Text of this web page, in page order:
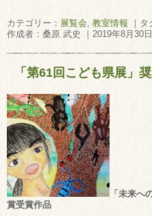
カテゴリー： 展覧会 教室情報 ｜タ
作成者：桑原 武史 ｜2019年8月30日
「第61回こども県展」
「未来へ
賞受賞作品